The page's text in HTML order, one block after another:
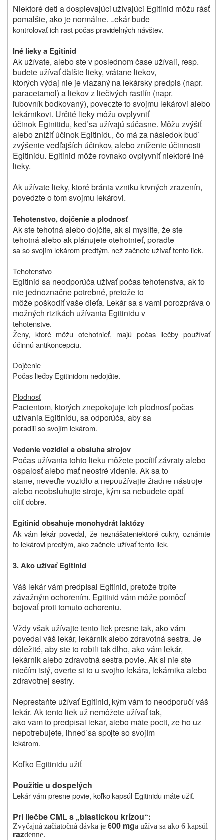
Niektoré deti a dospievajúci užívajúci Egitinid môžu rásť
pomalšie, ako je normálne. Lekár bude
kontrolovať ich rast počas pravidelných návštev.
Iné lieky a Egitinid
Ak užívate, alebo ste v poslednom čase užívali, resp.
budete užívať ďalšie lieky, vrátane liekov,
ktorých výdaj nie je viazaný na lekársky predpis (napr.
paracetamol) a liekov z liečivých rastlín (napr.
ľubovník bodkovaný), povedzte to svojmu lekárovi alebo
lekárnikovi. Určité lieky môžu ovplyvniť
účinok Eginitidu, keď sa užívajú súčasne. Môžu zvýšiť
alebo znížiť účinok Egitinidu, čo má za následok buď
zvýšenie vedľajších účinkov, alebo zníženie účinnosti
Egitinidu. Egitinid môže rovnako ovplyvniť niektoré iné
lieky.
Ak užívate lieky, ktoré bránia vzniku krvných zrazenín,
povedzte o tom svojmu lekárovi.
Tehotenstvo, dojčenie a plodnosť
Ak ste tehotná alebo dojčíte, ak si myslíte, že ste
tehotná alebo ak plánujete otehotnieť, poraďte
sa so svojím lekárom predtým, než začnete užívať tento liek.
Tehotenstvo
Egitinid sa neodporúča užívať počas tehotenstva, ak to
nie jednoznačne potrebné, pretože to
môže poškodiť vaše dieťa. Lekár sa s vami porozpráva o
možných rizikách užívania Egitinidu v
tehotenstve.
Ženy, ktoré môžu otehotnieť, majú počas liečby používať
účinnú antikoncepciu.
Dojčenie
Počas liečby Egitinidom nedojčite.
Plodnosť
Pacientom, ktorých znepokojuje ich plodnosť počas
užívania Egitinidu, sa odporúča, aby sa
poradili so svojím lekárom.
Vedenie vozidiel a obsluha strojov
Počas užívania tohto lieku môžete pocítiť závraty alebo
ospalosť alebo mať neostré videnie. Ak sa to
stane, neveďte vozidlo a nepoužívajte žiadne nástroje
alebo neobsluhujte stroje, kým sa nebudete opäť
cítiť dobre.
Egitinid obsahuje monohydrát laktózy
Ak vám lekár povedal, že neznášateniektoré cukry, oznámte
to lekárovi predtým, ako začnete užívať tento liek.
3. Ako užívať Egitinid
Váš lekár vám predpísal Egitinid, pretože trpíte
závažným ochorením. Egitinid vám môže pomôcť
bojovať proti tomuto ochoreniu.
Vždy však užívajte tento liek presne tak, ako vám
povedal váš lekár, lekárnik alebo zdravotná sestra. Je
dôležité, aby ste to robili tak dlho, ako vám lekár,
lekárnik alebo zdravotná sestra povie. Ak si nie ste
niečím istý, overte si to u svojho lekára, lekárnika alebo
zdravotnej sestry.
Neprestaňte užívať Egitinid, kým vám to neodporučí váš
lekár. Ak tento liek už nemôžete užívať tak,
ako vám to predpísal lekár, alebo máte pocit, že ho už
nepotrebujete, ihneď sa spojte so svojím
lekárom.
Koľko Egitinidu užiť
Použitie u dospelých
Lekár vám presne povie, koľko kapsúl Egitinidu máte užiť.
Pri liečbe CML s „blastickou krízou“:
Zvyčajná začiatočná dávka je 600 mga užíva sa ako 6 kapsúl
razdenne.